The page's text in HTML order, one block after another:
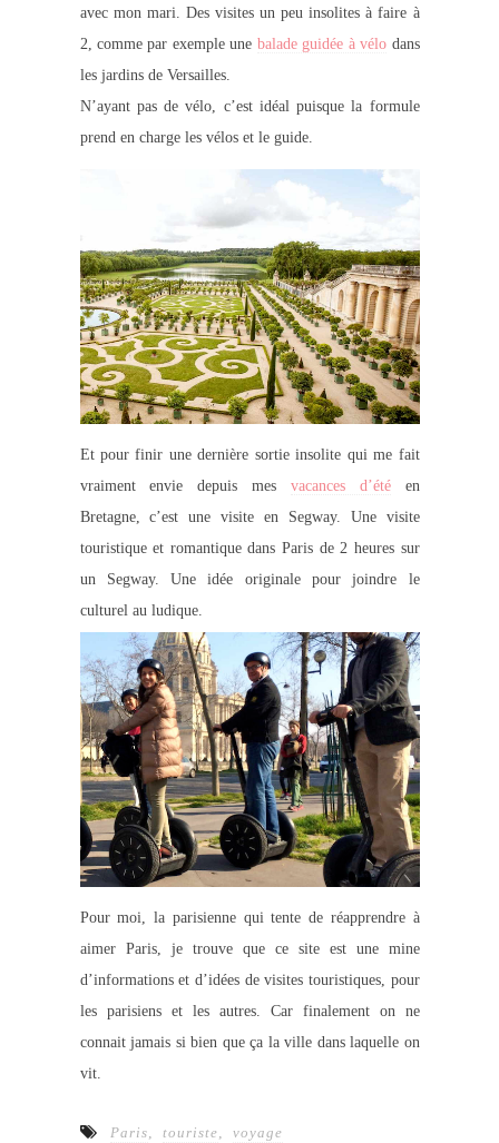
avec mon mari. Des visites un peu insolites à faire à
2, comme par exemple une balade guidée à vélo dans
les jardins de Versailles.
N’ayant pas de vélo, c’est idéal puisque la formule
prend en charge les vélos et le guide.
Et pour finir une dernière sortie insolite qui me fait
vraiment envie depuis mes vacances d’étéen
Bretagne, c’est une visite en Segway. Une visite
touristique et romantique dans Paris de 2 heures sur
un Segway. Une idée originale pour joindre le
culturel au ludique.
Pour moi, la parisienne qui tente de réapprendre à
aimer Paris, je trouve que ce site est une mine
d’informations et d’idées de visites touristiques, pour
les parisiens et les autres. Car finalement on ne
connait jamais si bien que ça la ville dans laquelle on
vit.
Paris touriste voyage